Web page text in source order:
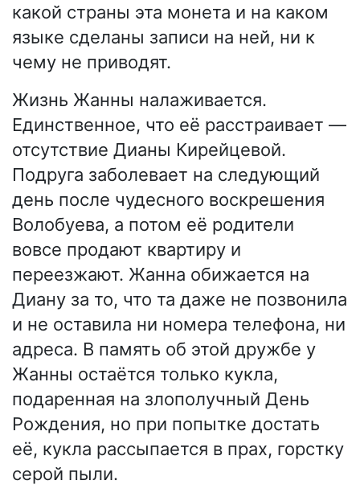
какой страны эта монета и на каком
языке сделаны записи на ней, ни к
чему не приводят.
Жизнь Жанны налаживается.
Единственное, что её расстраивает —
отсутствие Дианы Кирейцевой.
Подруга заболевает на следующий
день после чудесного воскрешения
Волобуева, а потом её родители
вовсе продают квартиру и
переезжают. Жанна обижается на
Диану за то, что та даже не позвонила
и не оставила ни номера телефона, ни
адреса. В память об этой дружбе у
Жанны остаётся только кукла,
подаренная на злополучный День
Рождения, но при попытке достать
её, кукла рассыпается в прах, горстку
серой пыли.